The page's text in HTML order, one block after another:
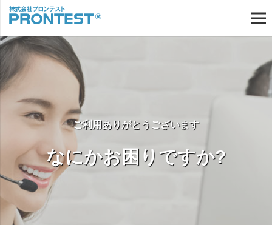
ご利用ありがとうございます
なにかお困りですか?